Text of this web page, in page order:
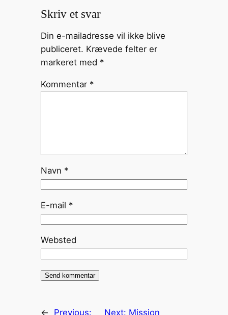
Skriv et svar
Din e-mailadresse vil ikke blive
publiceret. Krævede felter er
markeret med *
Kommentar *
Navn *
E-mail *
Websted
← Previous: Next: Mission